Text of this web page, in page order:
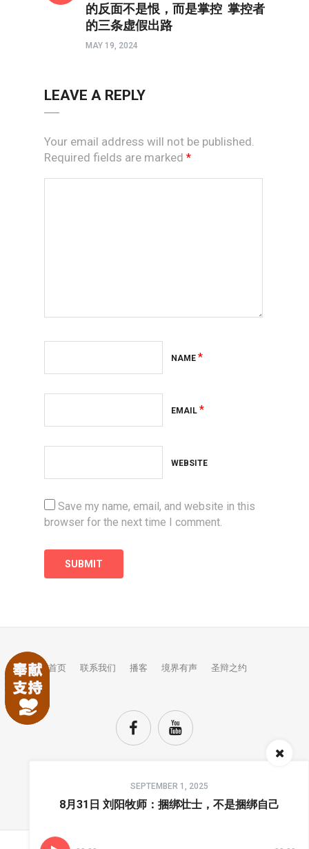
的反面不是恨，而是掌控 掌控者
的三条虚假出路
MAY 19, 2024
LEAVE A REPLY
Your email address will not be published.
Required fields are marked *
NAME *
EMAIL *
WEBSITE
Save my name, email, and website in this
browser for the next time I comment.
SEPTEMBER 1, 2025
8月31日 刘阳牧师：捆绑壮士，不是捆绑自己
首页 联系我们 播客 境界有声 圣辩之约
TOP